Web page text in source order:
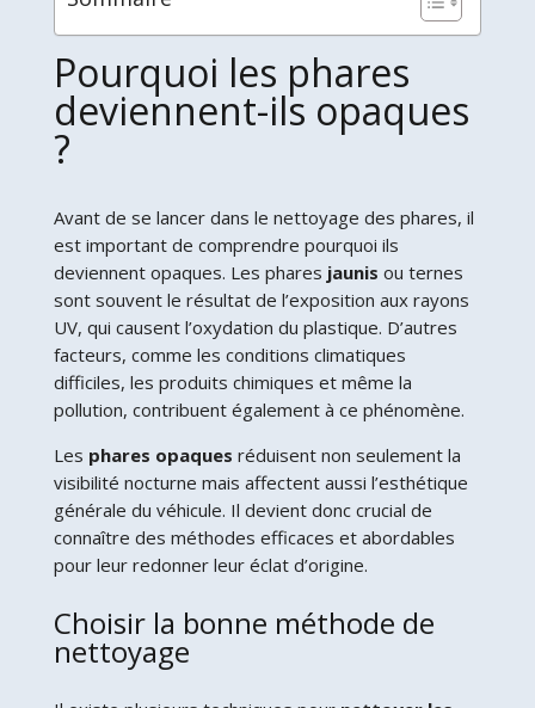
Pourquoi les phares
deviennent-ils opaques
?
Avant de se lancer dans le nettoyage des phares, il
est important de comprendre pourquoi ils
deviennent opaques. Les phares jaunis ou ternes
sont souvent le résultat de l’exposition aux rayons
UV, qui causent l’oxydation du plastique. D’autres
facteurs, comme les conditions climatiques
difficiles, les produits chimiques et même la
pollution, contribuent également à ce phénomène.
Les phares opaques réduisent non seulement la
visibilité nocturne mais affectent aussi l’esthétique
générale du véhicule. Il devient donc crucial de
connaître des méthodes efficaces et abordables
pour leur redonner leur éclat d’origine.
Choisir la bonne méthode de
nettoyage